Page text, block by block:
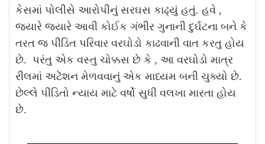
કેસમાં પોલીસે આરોપીનું સરઘસ કાઢ્યું હતું. હવે ,
જયારે જયારે આવી કોઈક ગંભીર ગુનાની દુર્ઘટના બને કે
તરત જ પીડિત પરિવાર વરઘોડો કાઢવાની વાત કરતુ હોય
છે. પરંતુ એક વસ્તુ ચોક્કસ છે કે , આ વરઘોડો માત્ર
રીલમાં અટેંશન મેળવવાનું એક માધ્યમ બની ચુક્યો છે.
છેલ્લે પીડિતો ન્યાય માટે વર્ષો સુધી વલખા મારતા હોય
છે.